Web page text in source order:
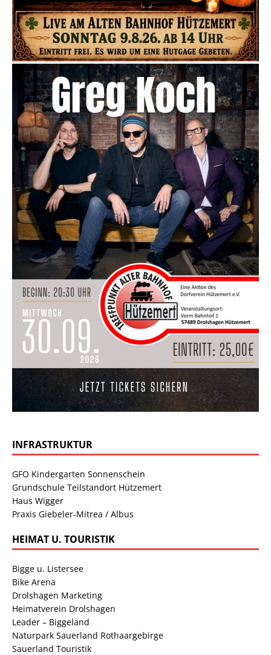
INFRASTRUKTUR
GFO Kindergarten Sonnenschein
Grundschule Teilstandort Hützemert
Haus Wigger
Praxis Giebeler-Mitrea / Albus
HEIMAT U. TOURISTIK
Bigge u. Listersee
Bike Arena
Drolshagen Marketing
Heimatverein Drolshagen
Leader – Biggeland
Naturpark Sauerland Rothaargebirge
Sauerland Touristik